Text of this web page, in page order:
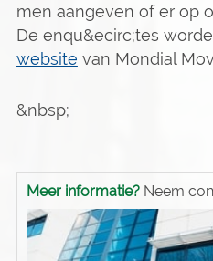
men aangeven of er op
De enqu&ecirc;tes
website van Mondial
&nbsp;
Meer informatie?Neem